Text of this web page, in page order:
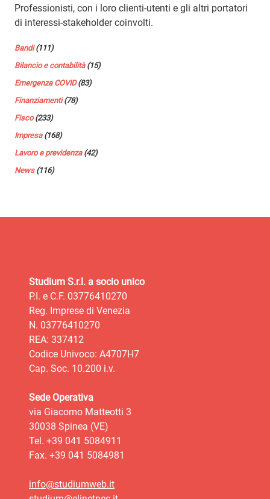
Professionisti, con i loro clienti-utenti e gli altri portatori
di interessi-stakeholder coinvolti.
Bandi(111)
Bilancio e contabilità(15)
Emergenza COVID(83)
Finanziamenti(78)
Fisco(233)
Impresa(168)
Lavoro e previdenza(42)
News(116)
Studium S.r.l. a socio unico
P.I. e C.F. 03776410270
Reg. Imprese di Venezia
N. 03776410270
REA: 337412
Codice Univoco: A4707H7
Cap. Soc. 10.200 i.v.
Sede Operativa
via Giacomo Matteotti 3
30038 Spinea (VE)
Tel. +39 041 5084911
Fax. +39 041 5084981
info@studiumweb.it